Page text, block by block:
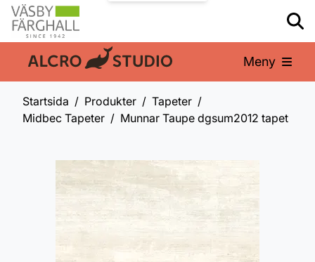
En del av: Meny
Startsida Produkter
Tapeter
Midbec Tapeter
Munnar Taupe dgsum2012 tapet